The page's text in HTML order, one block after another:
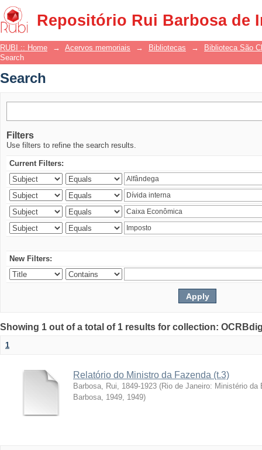
Repositório Rui Barbosa de
Search
RUBI :: Home → Acervos memoriais → Bibliotecas →
Biblioteca São
Search
Search
Filters
Use filters to refine the search results.
Current Filters:
New Filters:
Showing 1 out of a total of 1 results for collection:
1
Relatório do Ministro da Fazenda (t.3)
Barbosa, Rui, 1849-1923 (Rio de Janeiro: Ministério
Barbosa, 1949, 1949)